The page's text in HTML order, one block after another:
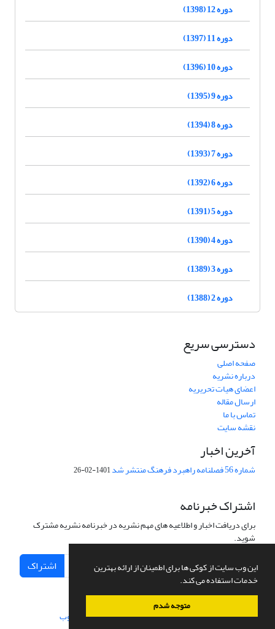
این وب سایت از کوکی ها برای اطمینان از ارائه بهترین
خدمات استفاده می کند.
متوجه شدم
دوره 12 (1398)
دوره 11 (1397)
دوره 10 (1396)
دوره 9 (1395)
دوره 8 (1394)
دوره 7 (1393)
دوره 6 (1392)
دوره 5 (1391)
دوره 4 (1390)
دوره 3 (1389)
دوره 2 (1388)
دسترسی سریع
صفحه اصلی
درباره نشریه
اعضای هیات تحریریه
ارسال مقاله
تماس با ما
نقشه سایت
آخرین اخبار
شماره 56 فصلنامه راهبرد فرهنگ منتشر شد 1401-02-26
اشتراک خبرنامه
برای دریافت اخبار و اطلاعیه های مهم نشریه در خبرنامه نشریه مشترک
شوید.
اشتراک
سامانه مدیریت نشریات علمی.طراحی و پیاده سازی از سیناوب